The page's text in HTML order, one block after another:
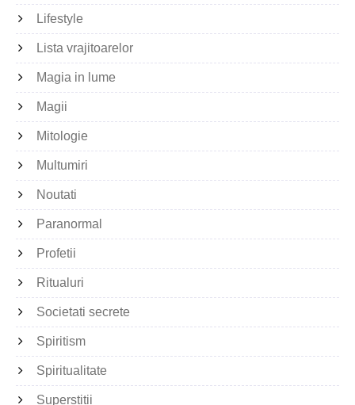
Lifestyle
Lista vrajitoarelor
Magia in lume
Magii
Mitologie
Multumiri
Noutati
Paranormal
Profetii
Ritualuri
Societati secrete
Spiritism
Spiritualitate
Superstitii